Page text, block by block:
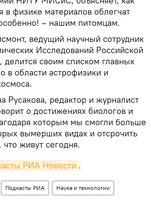
в физике материалов облегчат
– нашим питомцам.
ведущий научный сотрудник
Исследований Российской
своим списком главных
в области астрофизики и
Русакова, редактор и журналист
о достижениях биологов и
которым мы смогли больше
вымерших видах и отсрочить
живут сегодня.
РИА Новости .
Подкасты РИА Наука и технологии